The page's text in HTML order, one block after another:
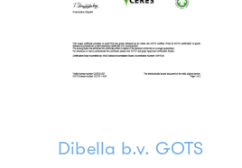
Dibella b.v. GOTS